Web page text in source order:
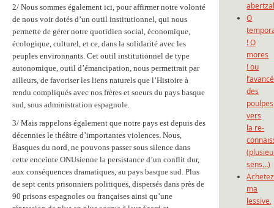
2/ Nous sommes également ici, pour affirmer notre volonté
de nous voir dotés d’un outil institutionnel, qui nous
permette de gérer notre quotidien social, économique,
écologique, culturel, et ce, dans la solidarité avec les
peuples environnants. Cet outil institutionnel de type
autonomique, outil d’émancipation, nous permettrait par
ailleurs, de favoriser les liens naturels que l’Histoire à
rendu compliqués avec nos frères et soeurs du pays basque
sud, sous administration espagnole.
3/ Mais rappelons également que notre pays est depuis des
décennies le théâtre d’importantes violences. Nous,
Basques du nord, ne pouvons passer sous silence dans
cette enceinte ONUsienne la persistance d’un conflit dur,
aux conséquences dramatiques, au pays basque sud. Plus
de sept cents prisonniers politiques, dispersés dans près de
90 prisons espagnoles ou françaises ainsi qu’une
O
! O
mores
! ou
des
poulpes
vers
la re-
sens…)
Achetez
ma
lessive,